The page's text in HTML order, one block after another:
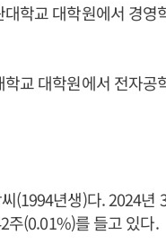
학교 대학원에서 경영
교 대학원에서 전자공
(1994년생)다. 2024년
주(0.01%)를 들고 있다.